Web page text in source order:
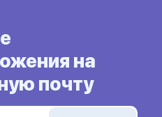
на
почту